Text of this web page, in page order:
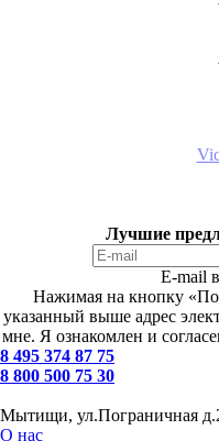
Лучшие
E-mail
Нажимая на кнопку
указанный выше адрес
мне. Я ознакомлен и
8 495 374 87 75
8 800 500 75 30
Мытищи, ул.Пограничная
О нас